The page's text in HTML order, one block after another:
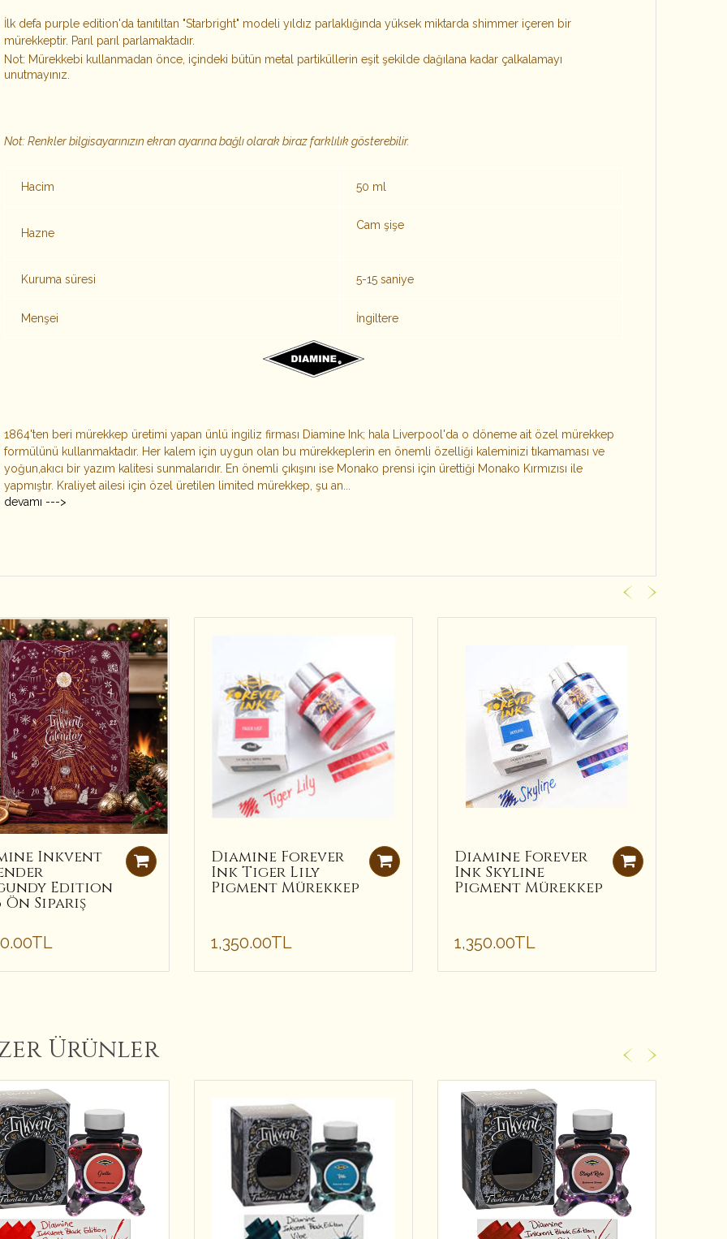
İlk defa purple edition'da tanıtıltan "Starbright" modeli yıldız parlaklığında yüksek miktarda shimmer içeren bir
mürekkeptir. Parıl parıl parlamaktadır.
Not: Mürekkebi kullanmadan önce, içindeki bütün metal partiküllerin eşit şekilde dağılana kadar çalkalamayı
unutmayınız.
Not: Renkler bilgisayarınızın ekran ayarına bağlı olarak biraz farklılık gösterebilir.
Hacim 50 ml
Hazne
Cam şişe
Kuruma süresi 5-15 saniye
Menşei İngiltere
1864'ten beri mürekkep üretimi yapan ünlü ingiliz firması Diamine Ink; hala Liverpool'da o döneme ait özel mürekkep
formülünü kullanmaktadır. Her kalem için uygun olan bu mürekkeplerin en önemli özelliği kaleminizi tıkamaması ve
yoğun,akıcı bir yazım kalitesi sunmalarıdır. En önemli çıkışını ise Monako prensi için ürettiği Monako Kırmızısı ile
yapmıştır. Kraliyet ailesi için özel üretilen limited mürekkep, şu an...
devamı --->
Inkvent
Edition
Ön Sipariş
Diamine Forever
Ink Tiger Lily
Pigment Mürekkep
1,350.00TL
Diamine Forever
Ink Skyline
Pigment Mürekkep
1,350.00TL
Ürünler